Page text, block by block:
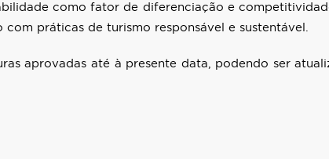
como fator de diferenciação e
práticas de turismo responsável e sustentável.
aprovadas até à presente data, podendo ser